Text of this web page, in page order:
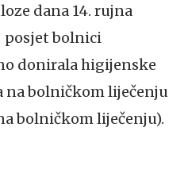
dana 14. rujna
posjet bolnici
donirala higijenske
na bolničkom liječenju
bolničkom liječenju).